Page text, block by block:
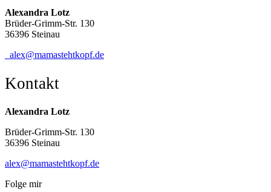
Alexandra Lotz
Brüder-Grimm-Str. 130
36396 Steinau
alex@mamastehtkopf.de
Kontakt
Alexandra Lotz
Brüder-Grimm-Str. 130
36396 Steinau
alex@mamastehtkopf.de
Folge mir